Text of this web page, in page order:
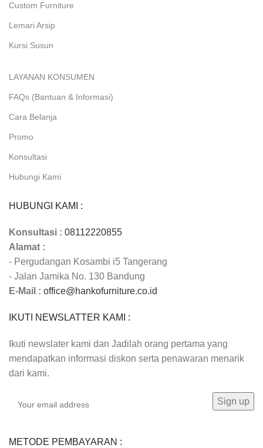
Custom Furniture
Lemari Arsip
Kursi Susun
LAYANAN KONSUMEN
FAQs (Bantuan & Informasi)
Cara Belanja
Promo
Konsultasi
Hubungi Kami
HUBUNGI KAMI :
Konsultasi : 08112220855
Alamat :
- Pergudangan Kosambi i5 Tangerang
- Jalan Jamika No. 130 Bandung
E-Mail : office@hankofurniture.co.id
IKUTI NEWSLATTER KAMI :
Ikuti newslater kami dan Jadilah orang pertama yang
mendapatkan informasi diskon serta penawaran menarik
dari kami.
METODE PEMBAYARAN :